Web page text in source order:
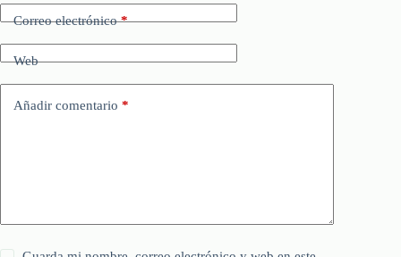
Correo electrónico*
Web
Añadir comentario *